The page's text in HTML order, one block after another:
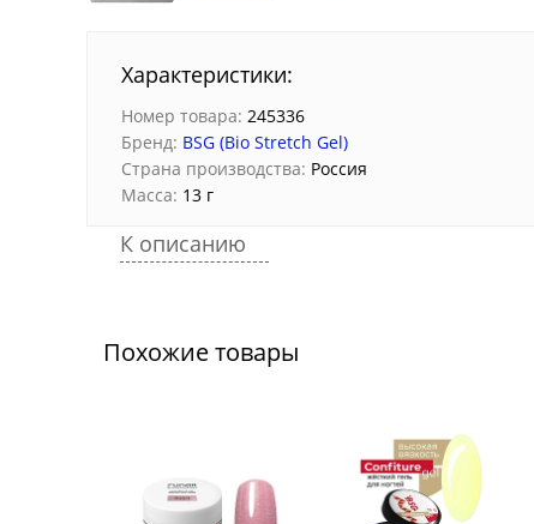
Характеристики:
Номер товара: 245336
Бренд: BSG (Bio Stretch Gel)
Страна производства: Россия
Масса: 13 г
К описанию
Похожие товары